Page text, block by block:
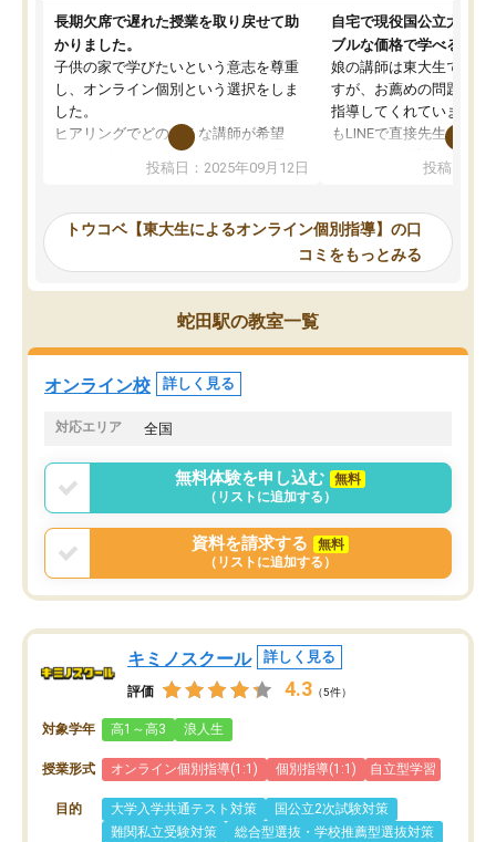
長期欠席で遅れた授業を取り戻せて助
かりました。
子供の家で学びたいという意志を尊重
し、オンライン個別という選択をしま
した。
ヒアリングでどのような講師が希望
か、オプションは付帯するかなど選ぶ
事が出来ました。
ーティングを行い、その講師で良いか
見てから講師を決定する事ができま
す。
うちの子は、初回面談の講師の方で決
オンラインツールを使用した単語帳の
共有があり宿題もそちらで出される形
でした。
言う事で講師変更の申し出があり、あ
まりに短期での変更だった為、塾に通
う事にして退会しました。遅れも取り
戻せ、授業内容や講師の方は良かった
と思います。
投稿日：2025年09月12日
自宅で現役国公立大学生
ブルな価格で学べる
娘の講師は東大生では無
すが、お薦めの問題集や
指導してくれています。
もLINEで直接先生に質問
めれるので、個人に合
いなのがあり(有料)、受
ことをどんなスケジュー
くか相談したのですが、
ち期待したものではなく
くなってきたようなので
投稿日：
トウコベ【東大生によるオンライン個別指導】の口
コミをもっとみる
蛇田駅の教室一覧
オンライン校 詳しく見る
対応エリア 全国
無料体験を申し込む
無料
（リストに追加する）
資料を請求する
無料
（リストに追加する）
キミノスクール 詳しく見る
評価 4.3 （5件）
対象学年 高1～高3 浪人生
授業形式 オンライン個別指導(1:1) 個別指導(1:1) 自立型学習
目的 大学入学共通テスト対策
国公立2次試験対策
難関私立受験対策
総合型選抜・学校推薦型選抜対策